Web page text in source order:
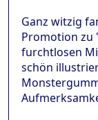
Ganz witzig
Promotion zu
furchtlosen
schön